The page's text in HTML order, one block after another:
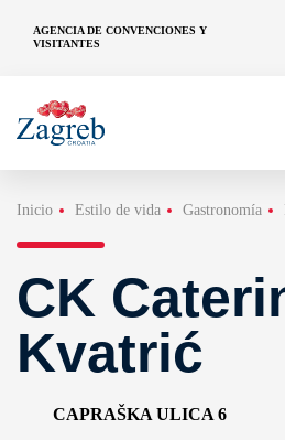
AGENCIA DE CONVENCIONES Y
VISITANTES
Inicio Estilo de vida Gastronomía
CK
Kvatrić
CAPRAŠKA ULICA 6